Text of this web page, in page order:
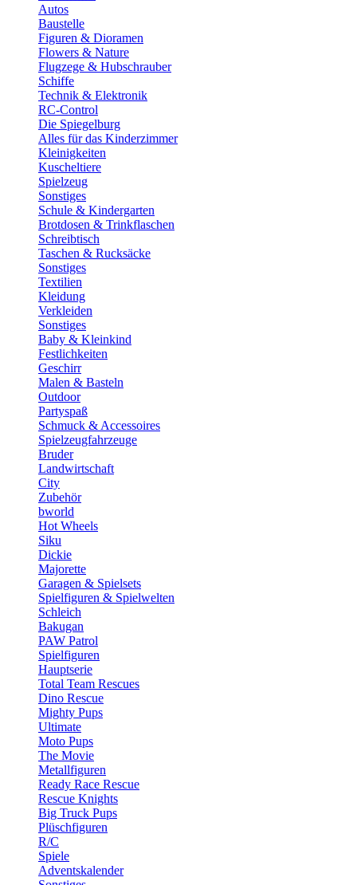
Autos
Baustelle
Figuren & Dioramen
Flowers & Nature
Flugzege & Hubschrauber
Schiffe
Technik & Elektronik
RC-Control
Die Spiegelburg
Alles für das Kinderzimmer
Kleinigkeiten
Kuscheltiere
Spielzeug
Sonstiges
Schule & Kindergarten
Brotdosen & Trinkflaschen
Schreibtisch
Taschen & Rucksäcke
Sonstiges
Textilien
Kleidung
Verkleiden
Sonstiges
Baby & Kleinkind
Festlichkeiten
Geschirr
Malen & Basteln
Outdoor
Partyspaß
Schmuck & Accessoires
Spielzeugfahrzeuge
Bruder
Landwirtschaft
City
Zubehör
bworld
Hot Wheels
Siku
Dickie
Majorette
Garagen & Spielsets
Spielfiguren & Spielwelten
Schleich
Bakugan
PAW Patrol
Spielfiguren
Hauptserie
Total Team Rescues
Dino Rescue
Mighty Pups
Ultimate
Moto Pups
The Movie
Metallfiguren
Ready Race Rescue
Rescue Knights
Big Truck Pups
Plüschfiguren
R/C
Spiele
Adventskalender